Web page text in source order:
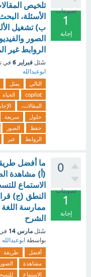
تصويتات
1
إجابة
تلخيص
الأسئلة،
ب) تشغيل
الصور
الروابط غير
سُئل فبراير 6 في
ابوعبدالله
التالي يمثل
copilot
الحياة
المقالات،
حلول
سريعة
حفظ
الصور
الروابط
غير
0
تصويتات
1
إجابة
ما أفضل
(أ) مشاهدة
الاستماع
النطق (ج)
ممارسة
الشرح
سُئل مارس 14
بواسطة ابوعبدالله
أفضل طريقة
مشاهدة
الصور
الاستماع